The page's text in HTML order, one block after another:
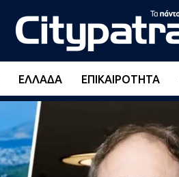
ΕΛΛΆΔΑ ΕΠΙΚΑΙΡΌΤΗΤΑ